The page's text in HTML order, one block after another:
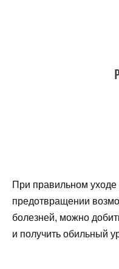
При правильном уходе
предотвращении
болезней, можно
и получить обильный